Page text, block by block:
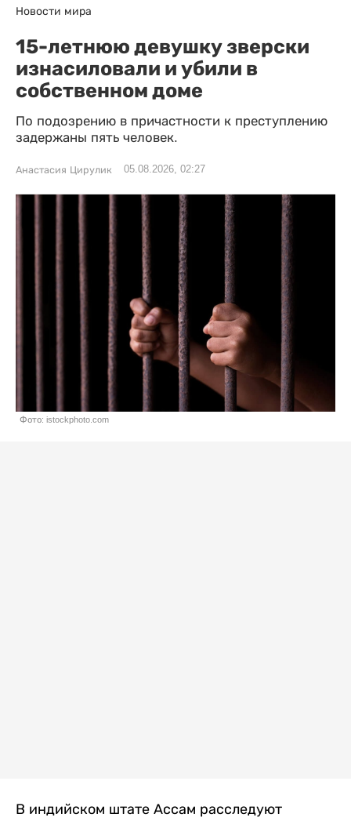
Новости мира
15-летнюю девушку зверски
изнасиловали и убили в
собственном доме
По подозрению в причастности к преступлению
задержаны пять человек.
Анастасия Цирулик 05.08.2026, 02:27
Фото: istockphoto.com
В индийском штате Ассам расследуют